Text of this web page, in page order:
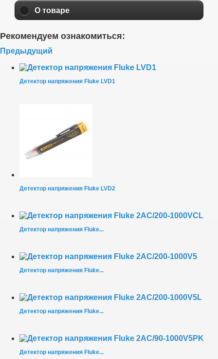
О товаре
Рекомендуем ознакомиться:
Предыдущий
Детектор напряжения Fluke LVD1
Детектор напряжения Fluke LVD2
Детектор напряжения Fluke...
Детектор напряжения Fluke...
Детектор напряжения Fluke...
Детектор напряжения Fluke...